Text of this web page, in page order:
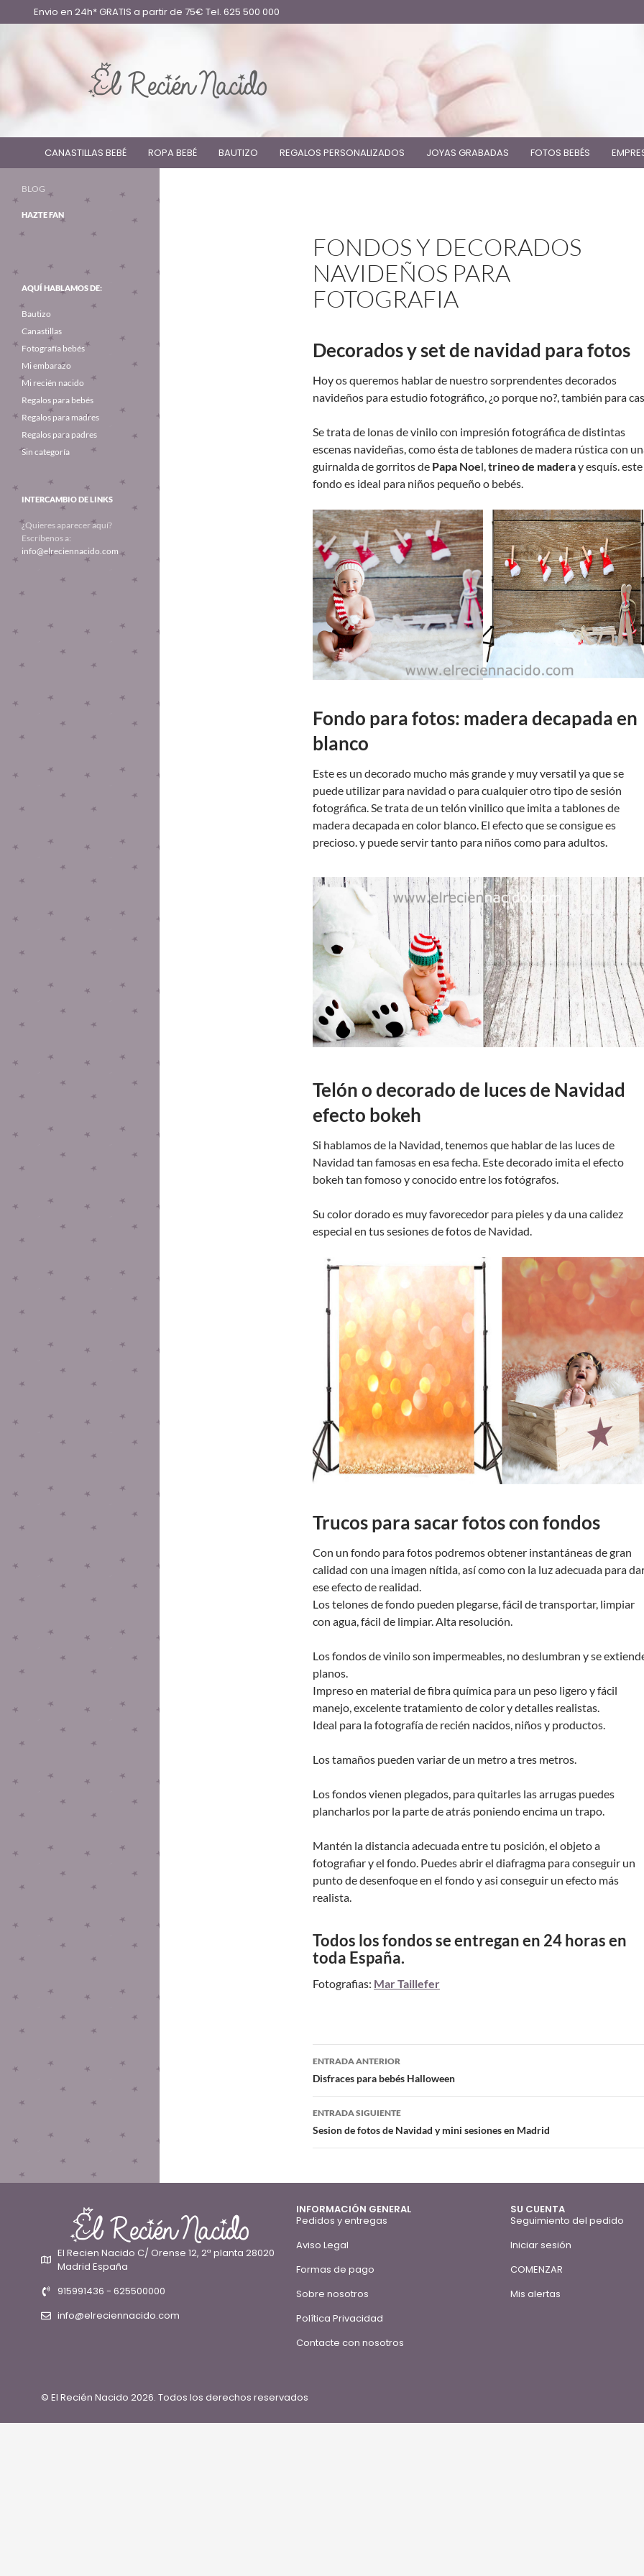
Envio en 24h* GRATIS a partir de 75€ Tel. 625 500 000
CANASTILLAS BEBÉ ROPA BEBÉ BAUTIZO REGALOS PERSONALIZADOS JOYAS GRABADAS FOTOS BEBÉS
FONDOS Y DECORADOS
NAVIDEÑOS PARA
FOTOGRAFIA
Decorados y set de navidad para fotos
Hoy os queremos hablar de nuestro sorprendentes decorados
navideños para estudio fotográfico, ¿o porque no?, también para
Se trata de lonas de vinilo con impresión fotográfica de distintas
escenas navideñas, como ésta de tablones de madera rústica con
guirnalda de gorritos de Papa Noel,trineo de maderay esquís. este
fondo es ideal para niños pequeño o bebés.
Fondo para fotos: madera decapada en
blanco
Este es un decorado mucho más grande y muy versatil ya que se
puede utilizar para navidad o para cualquier otro tipo de sesión
fotográfica. Se trata de un telón vinilico que imita a tablones de
madera decapada en color blanco. El efecto que se consigue es
precioso. y puede servir tanto para niños como para adultos.
Telón o decorado de luces de Navidad
efecto bokeh
Si hablamos de la Navidad, tenemos que hablar de las luces de
Navidad tan famosas en esa fecha. Este decorado imita el efecto
bokeh tan fomoso y conocido entre los fotógrafos.
Su color dorado es muy favorecedor para pieles y da una calidez
especial en tus sesiones de fotos de Navidad.
Trucos para sacar fotos con fondos
Con un fondo para fotos podremos obtener instantáneas de gran
calidad con una imagen nítida, así como con la luz adecuada para
ese efecto de realidad.
Los telones de fondo pueden plegarse, fácil de transportar, limpiar
con agua, fácil de limpiar. Alta resolución.
Los fondos de vinilo son impermeables, no deslumbran y se
planos.
Impreso en material de fibra química para un peso ligero y fácil
manejo, excelente tratamiento de color y detalles realistas.
Ideal para la fotografía de recién nacidos, niños y productos.
Los tamaños pueden variar de un metro a tres metros.
Los fondos vienen plegados, para quitarles las arrugas puedes
plancharlos por la parte de atrás poniendo encima un trapo.
Mantén la distancia adecuada entre tu posición, el objeto a
fotografiar y el fondo. Puedes abrir el diafragma para conseguir un
punto de desenfoque en el fondo y asi conseguir un efecto más
realista.
Todos los fondos se entregan en 24 horas en
toda España.
Fotografias: Mar Taillefer
ENTRADA ANTERIOR
Disfraces para bebés Halloween
ENTRADA SIGUIENTE
Sesion de fotos de Navidad y mini sesiones en Madrid
BLOG
HAZTE FAN
AQUÍ HABLAMOS DE:
Bautizo
Canastillas
Fotografía bebés
Mi embarazo
Mi recién nacido
Regalos para bebés
Regalos para madres
Regalos para padres
Sin categoría
INTERCAMBIO DE LINKS
¿Quieres aparecer aquí?
Escríbenos a:
info@elreciennacido.com
El Recien Nacido C/ Orense 12, 2ª planta 28020
Madrid España
915991436 - 625500000
info@elreciennacido.com
INFORMACIÓN GENERAL
Pedidos y entregas
Aviso Legal
Formas de pago
Sobre nosotros
Política Privacidad
Contacte con nosotros
SU CUENTA
Seguimiento del pedido
Iniciar sesión
COMENZAR
Mis alertas
© El Recién Nacido 2026. Todos los derechos reservados